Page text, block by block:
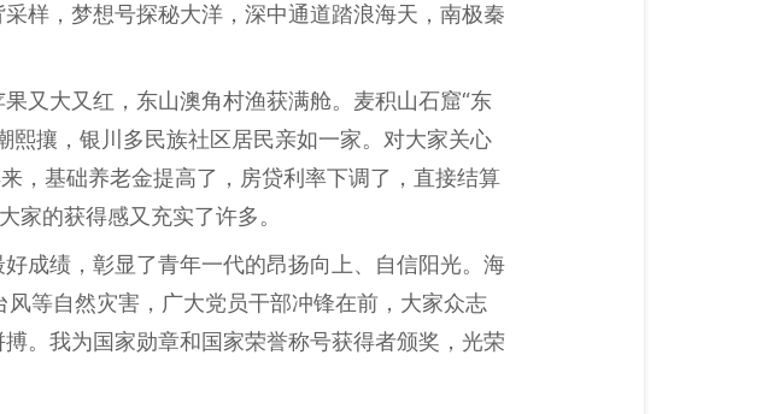
样，梦想号探秘大洋，深中通道踏浪海天，南极秦
又大又红，东山澳角村渔获满舱。麦积山石窟“东
熙攘，银川多民族社区居民亲如一家。对大家关心
，基础养老金提高了，房贷利率下调了，直接结算
的获得感又充实了许多。
成绩，彰显了青年一代的昂扬向上、自信阳光。海
等自然灾害，广大党员干部冲锋在前，大家众志
。我为国家勋章和国家荣誉称号获得者颁奖，光荣